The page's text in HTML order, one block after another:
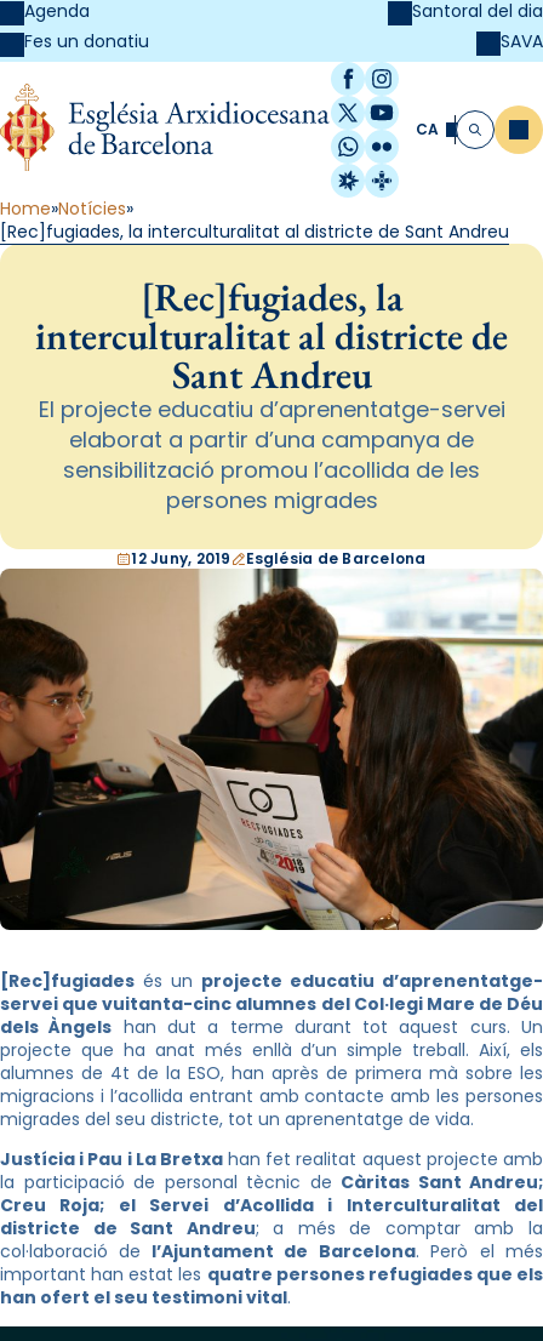
Agenda
Fes un donatiu
Santoral del dia
SAVA
Facebook
Instagram
X / Twitter
YouTube
WhatsApp
Flickr
Radio Estel
Catalunya
CA Cerca
Home Notícies
[Rec]fugiades, la interculturalitat al districte de Sant Andreu
[Rec]fugiades, la
interculturalitat al districte de
Sant Andreu
El projecte educatiu d’aprenentatge-servei
elaborat a partir d’una campanya de
sensibilització promou l’acollida de les
persones migrades
12 Juny, 2019 Església de Barcelona
[Rec]fugiades és un projecte educatiu d’aprenentatge-
servei que vuitanta-cinc alumnes del Col·legi Mare de Déu
dels Àngels han dut a terme durant tot aquest curs. Un
projecte que ha anat més enllà d’un simple treball. Així, els
alumnes de 4t de la ESO, han après de primera mà sobre les
migracions i l’acollida entrant amb contacte amb les persones
migrades del seu districte, tot un aprenentatge de vida.
Justícia i Pau i La Bretxahan fet realitat aquest projecte amb
la participació de personal tècnic de Càritas Sant Andreu;
Creu Roja; el Servei d’Acollida i Interculturalitat del
districte de Sant Andreu; a més de comptar amb la
col·laboració de l’Ajuntament de Barcelona. Però el més
important han estat les quatre persones refugiades que els
han ofert el seu testimoni vital.